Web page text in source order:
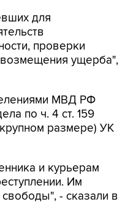
для
проверки
ущерба",
МВД РФ
по ч. 4 ст. 159
размере) УК
и курьерам
Им
- сказали в